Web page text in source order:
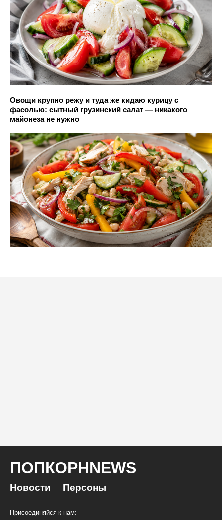
Овощи крупно режу и туда же кидаю курицу с
фасолью: сытный грузинский салат — никакого
майонеза не нужно
ПОПКОРНNEWS
Новости Персоны
Присоединяйся к нам: